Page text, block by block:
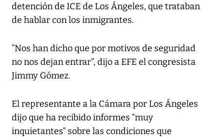
detención de ICE de Los Ángeles, que trataban
de hablar con los inmigrantes.
“Nos han dicho que por motivos de seguridad
no nos dejan entrar”, dijo a EFE el congresista
Jimmy Gómez.
El representante a la Cámara por Los Ángeles
dijo que ha recibido informes “muy
inquietantes” sobre las condiciones que